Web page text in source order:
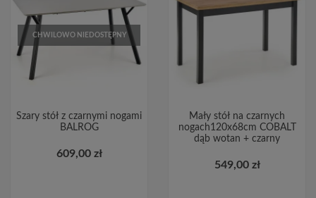
CHWILOWO NIEDOSTĘPNY
Szary stół z czarnymi nogami
BALROG
609,00 zł
Mały stół na czarnych
nogach120x68cm COBALT
dąb wotan + czarny
549,00 zł